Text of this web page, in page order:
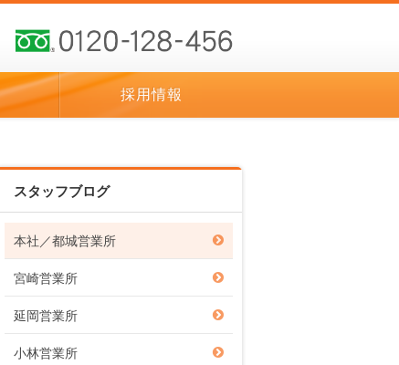
採用情報
スタッフブログ
本社／都城営業所
宮崎営業所
延岡営業所
小林営業所